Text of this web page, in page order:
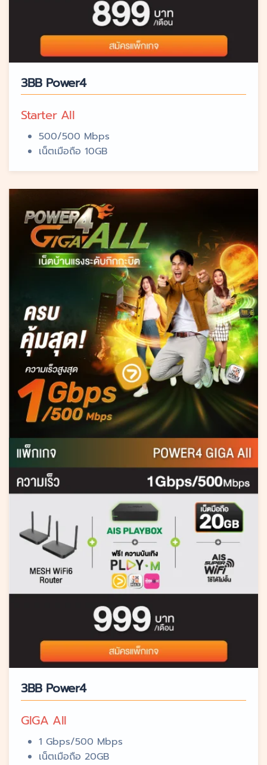
3BB Power4
Starter All
500/500 Mbps
เน็ตเมือถือ 10GB
3BB Power4
GIGA All
1 Gbps/500 Mbps
เน็ตเมือถือ 20GB